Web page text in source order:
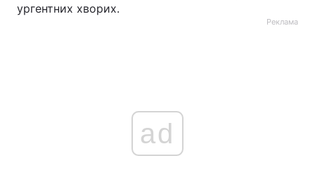
ургентних хворих.
Реклама
ad